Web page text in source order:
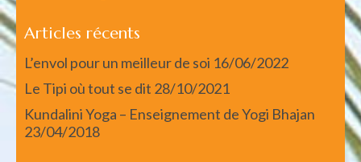
Articles récents
L’envol pour un meilleur de soi 16/06/2022
Le Tipi où tout se dit 28/10/2021
Kundalini Yoga – Enseignement de Yogi Bhajan
23/04/2018